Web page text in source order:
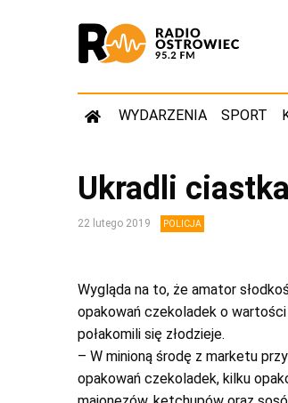
WYDARZENIA SPORT
Ukradli
22 lutego 2019 POLICJA
Wygląda na to, że amator
opakowań czekoladek o
połakomili się złodzieje.
– W minioną środę z marketu
opakowań czekoladek, kilku